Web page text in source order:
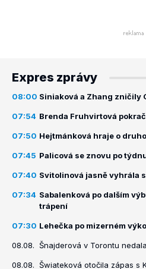
Expres zprávy
08:00 Siniaková a Zhang zničily
07:54 Brenda Fruhvirtová
07:50 Hejtmánková hraje o
07:45 Palicová se znovu po
07:40 Svitolinová jasně vyhrála
07:34 Sabalenková po dalším
trápení
07:30 Lehečka po mizerném
08.08. Šnajderová v Torontu
08.08. Šwiateková otočila zápas s